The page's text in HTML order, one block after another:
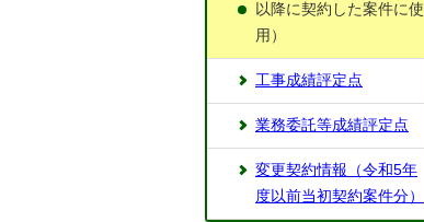
以降に契約した案件に使
用）
工事成績評定点
業務委託等成績評定点
変更契約情報（令和5年
度以前当初契約案件分）